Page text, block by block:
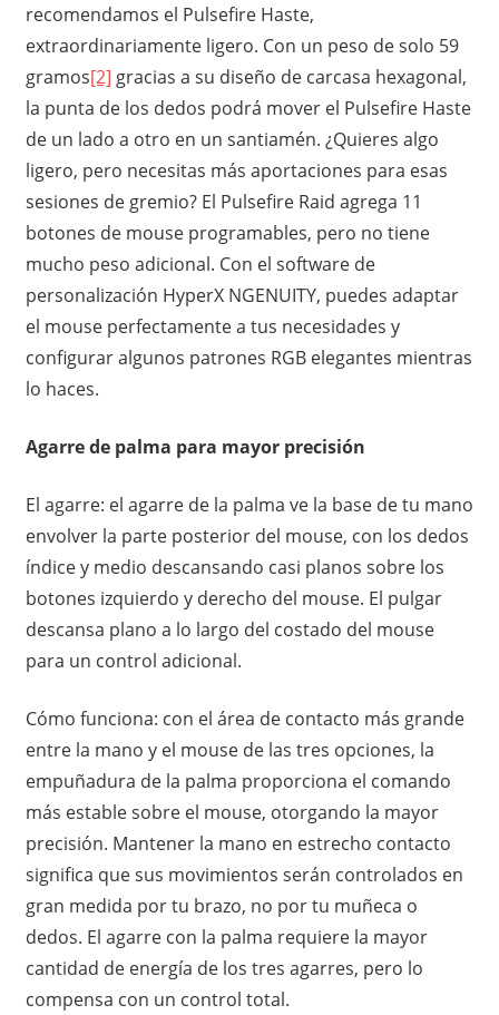
recomendamos el Pulsefire Haste,
extraordinariamente ligero. Con un peso de solo 59
gramos[2] gracias a su diseño de carcasa hexagonal,
la punta de los dedos podrá mover el Pulsefire Haste
de un lado a otro en un santiamén. ¿Quieres algo
ligero, pero necesitas más aportaciones para esas
sesiones de gremio? El Pulsefire Raid agrega 11
botones de mouse programables, pero no tiene
mucho peso adicional. Con el software de
personalización HyperX NGENUITY, puedes adaptar
el mouse perfectamente a tus necesidades y
configurar algunos patrones RGB elegantes mientras
lo haces.
Agarre de palma para mayor precisión
El agarre: el agarre de la palma ve la base de tu mano
envolver la parte posterior del mouse, con los dedos
índice y medio descansando casi planos sobre los
botones izquierdo y derecho del mouse. El pulgar
descansa plano a lo largo del costado del mouse
para un control adicional.
Cómo funciona: con el área de contacto más grande
entre la mano y el mouse de las tres opciones, la
empuñadura de la palma proporciona el comando
más estable sobre el mouse, otorgando la mayor
precisión. Mantener la mano en estrecho contacto
significa que sus movimientos serán controlados en
gran medida por tu brazo, no por tu muñeca o
dedos. El agarre con la palma requiere la mayor
cantidad de energía de los tres agarres, pero lo
compensa con un control total.